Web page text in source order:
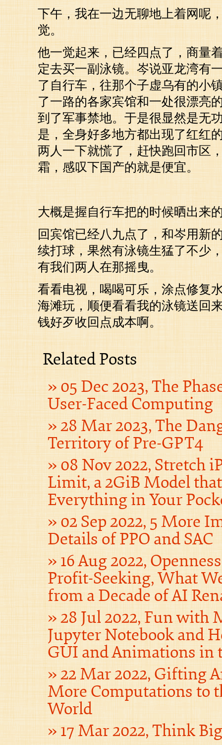
下午，我在一边无聊地上着网呢
觉。
他一觉起来，已经四点了，商量
定去买一副泳镜。岑说亚龙湾有
了自行车，往那个子虚乌有的小
了一路的各家宾馆和一处很漂亮
到了军事禁地。于是很显然是无
是，全身好多地方都出现了红红
两人一下就慌了，赶快跑回市区
霜，感叹下国产的就是便宜。
大概是握自行车把的时候晒出来
回宾馆已经八九点了，和岑用新
续打球，果然有泳镜生猛了不少
有我们两人在那摇曳。
看看电视，喝喝可乐，涂点修复
海滩玩，顺便看看我的泳镜送回
钱好歹收回点成本啊。
Related Posts
05 Dec 2023, The
User-Faced Computing
28 Mar 2023, The
Territory of Pre-GPT4
08 Nov 2022, Stretch
Limit, a 2GiB Model
Everything in Your
02 Sep 2022, 5 More
Details of PPO and SAC
16 Aug 2022,
Profit-Seeking, What
from a Decade of AI
28 Jul 2022, Fun with
Jupyter Notebook and
GUI and Animations in
22 Mar 2022, Gifting
More Computations to
World
17 Mar 2022, Think